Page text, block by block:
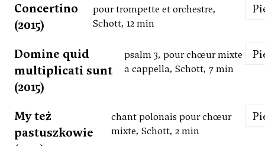
Concertino
(2015)
pour trompette et orchestre,
Schott, 12 min
Domine quid
multiplicati sunt
(2015)
psalm 3, pour chœur mixte
a cappella, Schott, 7 min
My też
pastuszkowie
chant polonais pour chœur
mixte, Schott, 2 min